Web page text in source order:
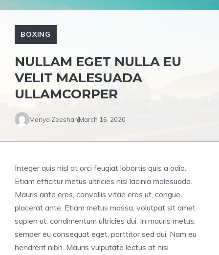
BOXING
NULLAM EGET NULLA EU
VELIT MALESUADA
ULLAMCORPER
Mariya ZeeshanMarch 16, 2020
Integer quis nisl at orci feugiat lobortis quis a odio.
Etiam efficitur metus ultricies nisl lacinia malesuada.
Mauris ante eros, convallis vitae eros ut, congue
placerat ante. Etiam metus massa, volutpat sit amet
sapien ut, condimentum ultricies dui. In mauris metus,
semper eu consequat eget, porttitor sed dui. Nam eu
hendrerit nibh. Mauris vulputate lectus at nisi